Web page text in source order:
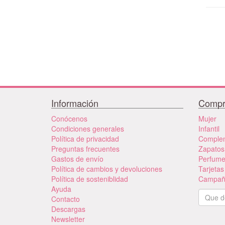
Información
Conócenos
Condiciones generales
Política de privacidad
Preguntas frecuentes
Gastos de envío
Política de cambios y devoluciones
Política de sosteniblidad
Ayuda
Contacto
Descargas
Newsletter
Mujer
Infantil
Perfume